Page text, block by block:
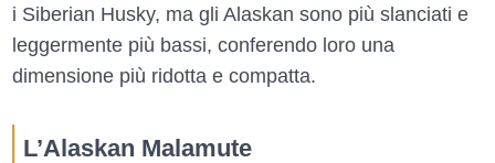
i Siberian Husky, ma gli Alaskan sono più slanciati e
leggermente più bassi, conferendo loro una
dimensione più ridotta e compatta.
L’Alaskan Malamute